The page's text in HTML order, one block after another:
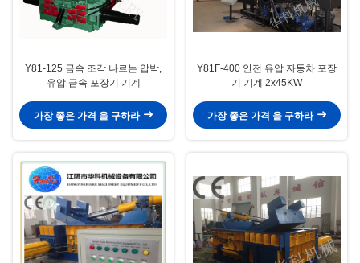
Y81-125 금속 조각 나르는 압박,
유압 금속 포장기 기계
가장 좋은 가격 을 구하라
Y81F-400 안전 유압 자동차 포장
기 기계 2x45KW
가장 좋은 가격 을 구하라